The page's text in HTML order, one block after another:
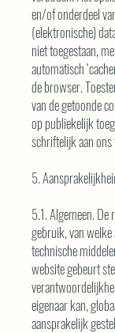
en/of onderdeel
(elektronische)
niet toegestaan,
automatisch
de browser.
van de getoonde
op publiekelijk
schriftelijk aan
5.
5.1. Algemeen. De
gebruik, van
technische
website gebeurt
eigenaar kan,
aansprakelijk